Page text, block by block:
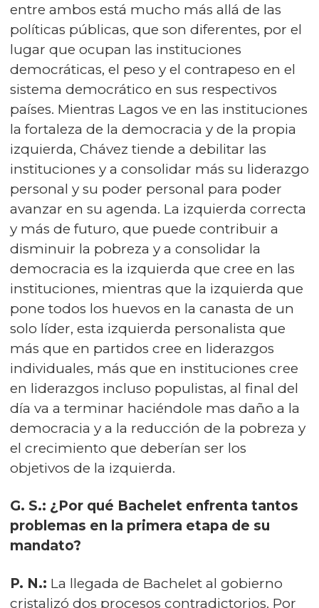
entre ambos está mucho más allá de las
políticas públicas, que son diferentes, por el
lugar que ocupan las instituciones
democráticas, el peso y el contrapeso en el
sistema democrático en sus respectivos
países. Mientras Lagos ve en las instituciones
la fortaleza de la democracia y de la propia
izquierda, Chávez tiende a debilitar las
instituciones y a consolidar más su liderazgo
personal y su poder personal para poder
avanzar en su agenda. La izquierda correcta
y más de futuro, que puede contribuir a
disminuir la pobreza y a consolidar la
democracia es la izquierda que cree en las
instituciones, mientras que la izquierda que
pone todos los huevos en la canasta de un
solo líder, esta izquierda personalista que
más que en partidos cree en liderazgos
individuales, más que en instituciones cree
en liderazgos incluso populistas, al final del
día va a terminar haciéndole mas daño a la
democracia y a la reducción de la pobreza y
el crecimiento que deberían ser los
objetivos de la izquierda.
G. S.: ¿Por qué Bachelet enfrenta tantos
problemas en la primera etapa de su
mandato?
P. N.: La llegada de Bachelet al gobierno
cristalizó dos procesos contradictorios. Por